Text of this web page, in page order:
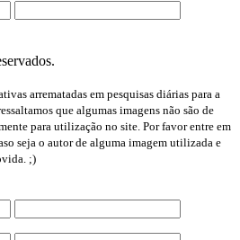
arrematadas em pesquisas diárias para a
que algumas imagens não são de
para utilização no site. Por favor entre em
seja o autor de alguma imagem utilizada e
;)